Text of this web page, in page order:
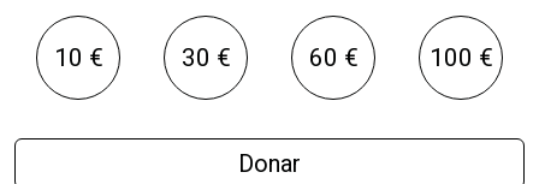
10 € 30 € 60 € 100 €
Donar